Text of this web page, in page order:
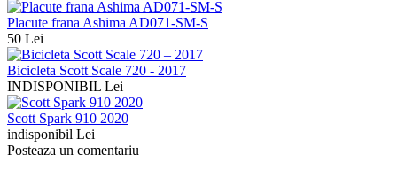
Placute frana Ashima AD071-SM-S
50 Lei
Bicicleta Scott Scale 720 - 2017
INDISPONIBIL Lei
Scott Spark 910 2020
indisponibil Lei
Posteaza un comentariu